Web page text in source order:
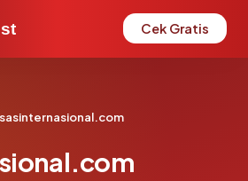
Cek Gratis
sasinternasional.com